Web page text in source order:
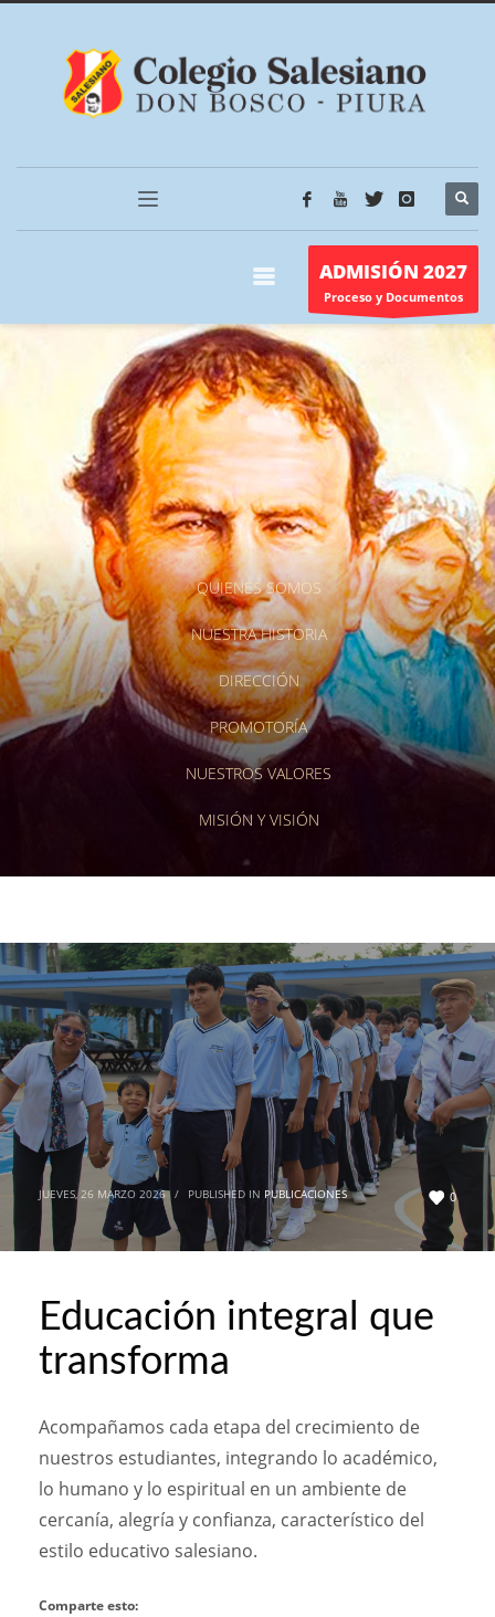
ADMISIÓN 2027
Proceso y Documentos
QUIENES SOMOS
NUESTRA HISTORIA
DIRECCIÓN
PROMOTORÍA
NUESTROS VALORES
MISIÓN Y VISIÓN
0
JUEVES, 26 MARZO 2026 / PUBLISHED IN PUBLICACIONES
Educación integral que
transforma
Acompañamos cada etapa del crecimiento de
nuestros estudiantes, integrando lo académico,
lo humano y lo espiritual en un ambiente de
cercanía, alegría y confianza, característico del
estilo educativo salesiano.
Comparte esto: